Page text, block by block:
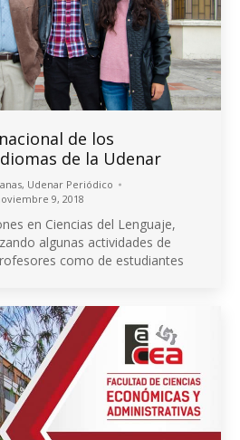
de los
de la Udenar
, Udenar Periódico
9, 2018
en Ciencias del Lenguaje,
algunas actividades de
como de estudiantes